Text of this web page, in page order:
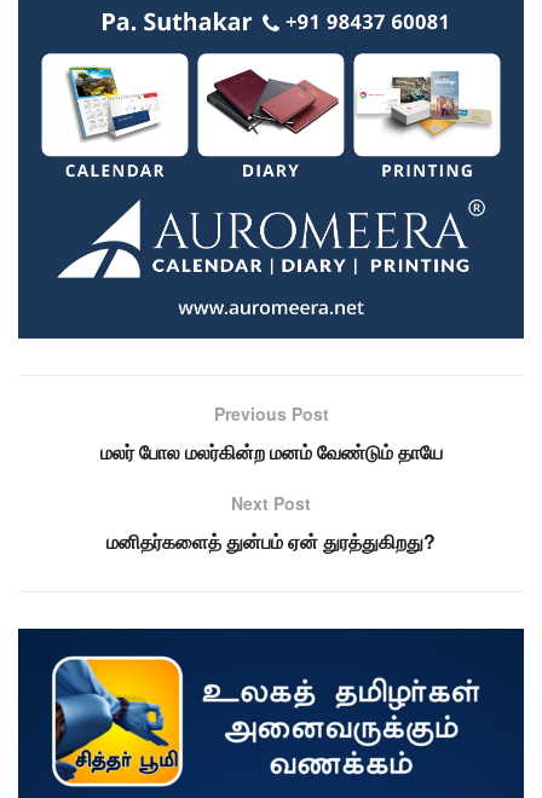
Previous Post
மலர் போல மலர்கின்ற மனம் வேண்டும் தாயே
Next Post
மனிதர்களைத் துன்பம் ஏன் துரத்துகிறது?